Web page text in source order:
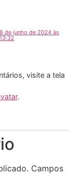
8 de junho de 2024 às
13:32
visite a tela
.
Campos